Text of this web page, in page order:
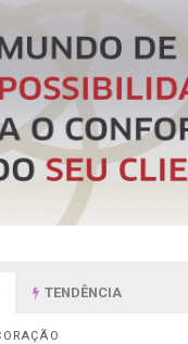
TENDÊNCIA